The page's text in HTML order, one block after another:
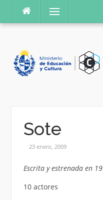
contenido
Menú
Sote
23 enero, 2009
Escrita y estrenada en
10 actores